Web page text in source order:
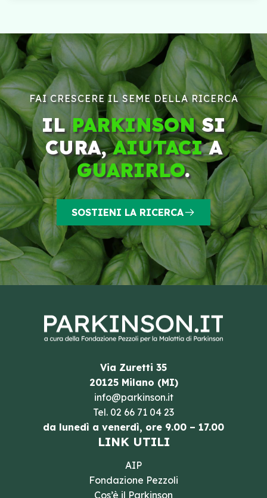
FAI CRESCERE IL SEME DELLA RICERCA
ILPARKINSONSI
CURA,AIUTACIA
GUARIRLO.
SOSTIENI LA RICERCA
Via Zuretti 35
20125 Milano (MI)
info@parkinson.it
Tel. 02 66 71 04 23
da lunedì a venerdì, ore 9.00 – 17.00
LINK UTILI
AIP
Fondazione Pezzoli
Cos’è il Parkinson